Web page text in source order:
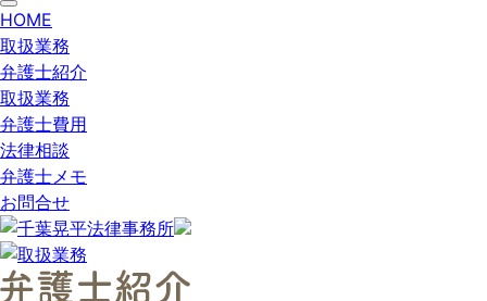
t
o
g
g
l
e
n
a
v
i
g
a
t
i
o
n
HOME
取扱業務
弁護士紹介
取扱業務
弁護士費用
法律相談
弁護士メモ
お問合せ